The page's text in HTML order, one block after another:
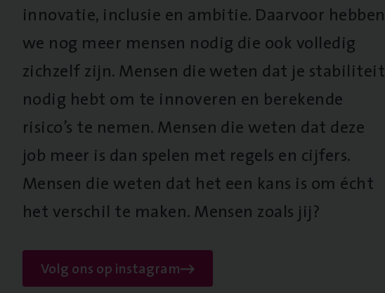
innovatie, inclusie en ambitie. Daarvoor hebben
we nog meer mensen nodig die ook volledig
zichzelf zijn. Mensen die weten dat je stabiliteit
nodig hebt om te innoveren en berekende
risico’s te nemen. Mensen die weten dat deze
job meer is dan spelen met regels en cijfers.
Mensen die weten dat het een kans is om écht
het verschil te maken. Mensen zoals jij?
Volg ons op instagram